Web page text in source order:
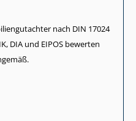
nach DIN 17024
DIA und EIPOS bewerten